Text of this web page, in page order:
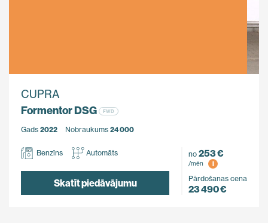
CUPRA
Formentor DSG
FWD
Gads 2022 Nobraukums 24 000
Benzīns Automāts
Skatīt piedāvājumu
no 253 €
/mēn
i
Pārdošanas cena
23 490 €